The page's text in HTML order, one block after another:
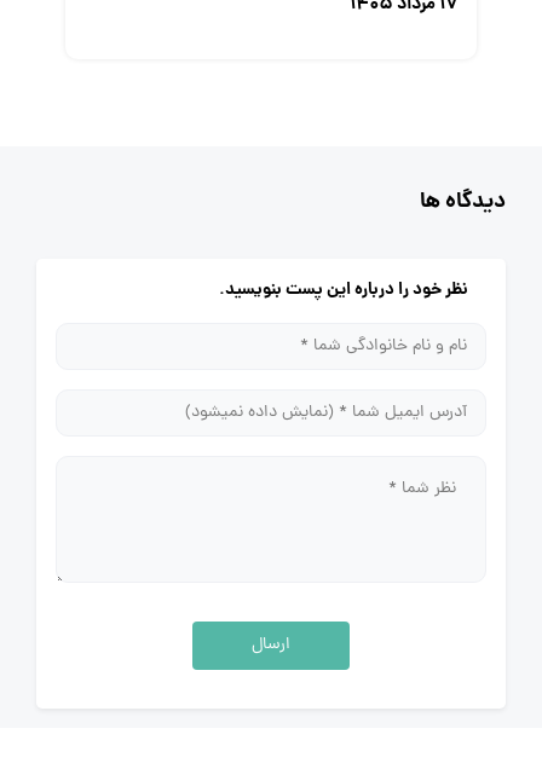
دیدگاه ها
نظر خود را درباره این پست بنویسید.
ارسال